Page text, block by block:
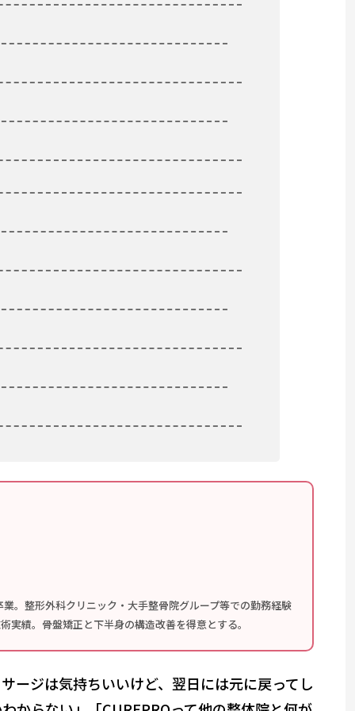
。整形外科クリニック・大手整骨院グループ等での勤務経験
実績。骨盤矯正と下半身の構造改善を得意とする。
ージは気持ちいいけど、翌日には元に戻ってし